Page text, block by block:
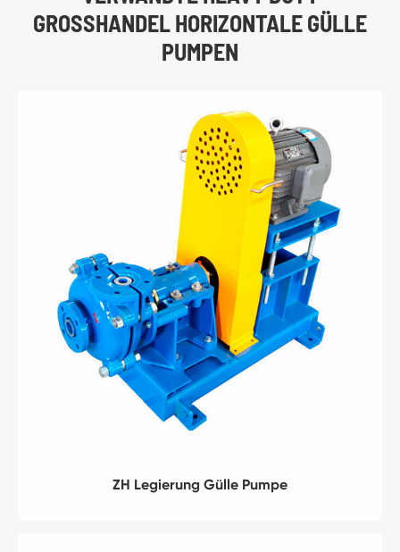
GROSSHANDEL HORIZONTALE GÜLLE P
UMPEN
ZH Legierung Gülle Pumpe